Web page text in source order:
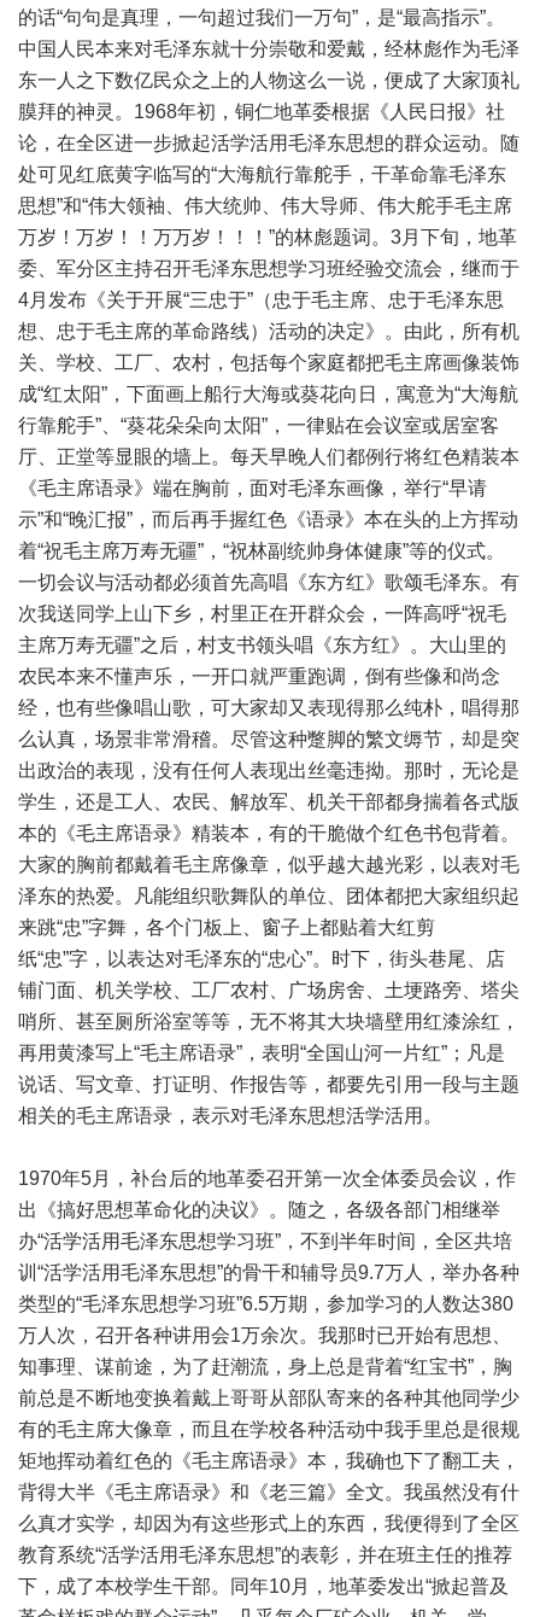
的话“句句是真理，一句超过我们一万句”，是“最高指示”。
中国人民本来对毛泽东就十分崇敬和爱戴，经林彪作为毛泽
东一人之下数亿民众之上的人物这么一说，便成了大家顶礼
膜拜的神灵。1968年初，铜仁地革委根据《人民日报》社
论，在全区进一步掀起活学活用毛泽东思想的群众运动。随
处可见红底黄字临写的“大海航行靠舵手，干革命靠毛泽东
思想”和“伟大领袖、伟大统帅、伟大导师、伟大舵手毛主席
万岁！万岁！！万万岁！！！”的林彪题词。3月下旬，地革
委、军分区主持召开毛泽东思想学习班经验交流会，继而于
4月发布《关于开展“三忠于”（忠于毛主席、忠于毛泽东思
想、忠于毛主席的革命路线）活动的决定》。由此，所有机
关、学校、工厂、农村，包括每个家庭都把毛主席画像装饰
成“红太阳”，下面画上船行大海或葵花向日，寓意为“大海航
行靠舵手”、“葵花朵朵向太阳”，一律贴在会议室或居室客
厅、正堂等显眼的墙上。每天早晚人们都例行将红色精装本
《毛主席语录》端在胸前，面对毛泽东画像，举行“早请
示”和“晚汇报”，而后再手握红色《语录》本在头的上方挥动
着“祝毛主席万寿无疆”，“祝林副统帅身体健康”等的仪式。
一切会议与活动都必须首先高唱《东方红》歌颂毛泽东。有
次我送同学上山下乡，村里正在开群众会，一阵高呼“祝毛
主席万寿无疆”之后，村支书领头唱《东方红》。大山里的
农民本来不懂声乐，一开口就严重跑调，倒有些像和尚念
经，也有些像唱山歌，可大家却又表现得那么纯朴，唱得那
么认真，场景非常滑稽。尽管这种蹩脚的繁文缛节，却是突
出政治的表现，没有任何人表现出丝毫违拗。那时，无论是
学生，还是工人、农民、解放军、机关干部都身揣着各式版
本的《毛主席语录》精装本，有的干脆做个红色书包背着。
大家的胸前都戴着毛主席像章，似乎越大越光彩，以表对毛
泽东的热爱。凡能组织歌舞队的单位、团体都把大家组织起
来跳“忠”字舞，各个门板上、窗子上都贴着大红剪
纸“忠”字，以表达对毛泽东的“忠心”。时下，街头巷尾、店
铺门面、机关学校、工厂农村、广场房舍、土埂路旁、塔尖
哨所、甚至厕所浴室等等，无不将其大块墙壁用红漆涂红，
再用黄漆写上“毛主席语录”，表明“全国山河一片红”；凡是
说话、写文章、打证明、作报告等，都要先引用一段与主题
相关的毛主席语录，表示对毛泽东思想活学活用。
1970年5月，补台后的地革委召开第一次全体委员会议，作
出《搞好思想革命化的决议》。随之，各级各部门相继举
办“活学活用毛泽东思想学习班”，不到半年时间，全区共培
训“活学活用毛泽东思想”的骨干和辅导员9.7万人，举办各种
类型的“毛泽东思想学习班”6.5万期，参加学习的人数达380
万人次，召开各种讲用会1万余次。我那时已开始有思想、
知事理、谋前途，为了赶潮流，身上总是背着“红宝书”，胸
前总是不断地变换着戴上哥哥从部队寄来的各种其他同学少
有的毛主席大像章，而且在学校各种活动中我手里总是很规
矩地挥动着红色的《毛主席语录》本，我确也下了翻工夫，
背得大半《毛主席语录》和《老三篇》全文。我虽然没有什
么真才实学，却因为有这些形式上的东西，我便得到了全区
教育系统“活学活用毛泽东思想”的表彰，并在班主任的推荐
下，成了本校学生干部。同年10月，地革委发出“掀起普及